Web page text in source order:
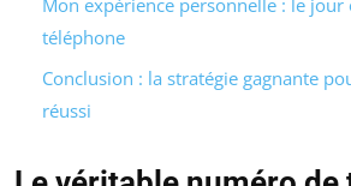
téléphone
Conclusion : la stratégie gagnante
réussi